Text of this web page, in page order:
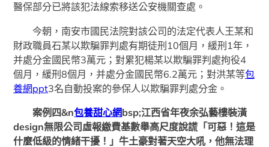
醫保部分已將該犯法線索移送公安機關查處。
今朝，南安市國民法院對該公司的法定代表人王某和
財政職員石某以欺騙罪判處有期徒刑10個月，緩刑1年，
并處分金國民幣3萬元；對累犯楊某以欺騙罪判處拘役4
個月，緩刑8個月，并處分金國民幣6.2萬元；對洪某等包
養網ppt3名自動投案的參保人以欺騙罪判處分金。
案例四&n包養甜心網bsp;江西省年夜余弘藝樓裝潢
design無限公司虛報繳費基數舉高尺度說謊「可惡！這是
什麼低級的情緒干擾！」牛土豪對著天空大吼，他無法理